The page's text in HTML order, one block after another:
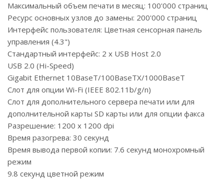
Максимальный объем печати в месяц: 100'000 страниц
Ресурс основных узлов до замены: 200'000 страниц
Интерфейс пользователя: Цветная сенсорная панель
управления (4.3")
Стандартный интерфейс: 2 x USB Host 2.0
USB 2.0 (Hi-Speed)
Gigabit Ethernet 10BaseT/100BaseTX/1000BaseT
Слот для опции Wi-Fi (IEEE 802.11b/g/n)
Cлот для дополнительного сервера печати или для
дополнительной карты SD карты или для опции факса
Разрешение: 1200 х 1200 dpi
Время разогрева: 30 секунд
Время вывода первой копии: 7.6 секунд монохромный
режим
9.8 секунд цветной режим